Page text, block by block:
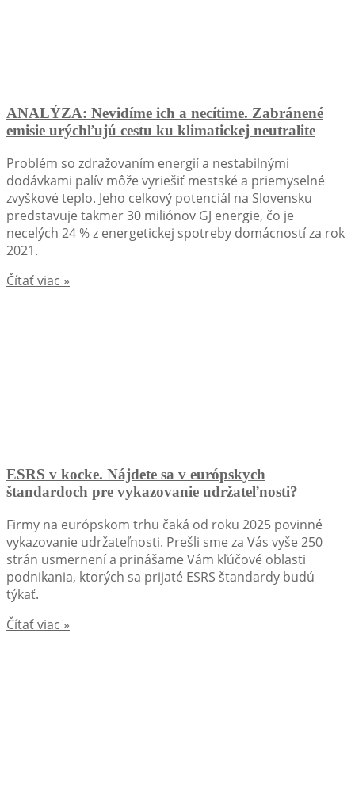
ANALÝZA: Nevidíme ich a necítime. Zabránené
emisie urýchľujú cestu ku klimatickej neutralite
Problém so zdražovaním energií a nestabilnými
dodávkami palív môže vyriešiť mestské a priemyselné
zvyškové teplo. Jeho celkový potenciál na Slovensku
predstavuje takmer 30 miliónov GJ energie, čo je
necelých 24 % z energetickej spotreby domácností za rok
2021.
Čítať viac »
ESRS v kocke. Nájdete sa v európskych
štandardoch pre vykazovanie udržateľnosti?
Firmy na európskom trhu čaká od roku 2025 povinné
vykazovanie udržateľnosti. Prešli sme za Vás vyše 250
strán usmernení a prinášame Vám kľúčové oblasti
podnikania, ktorých sa prijaté ESRS štandardy budú
týkať.
Čítať viac »